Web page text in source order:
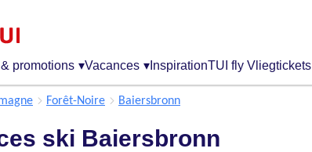
promotions ▾Vacances ▾ InspirationTUI fly Vliegtickets
Forêt-Noire Baiersbronn
ski Baiersbronn